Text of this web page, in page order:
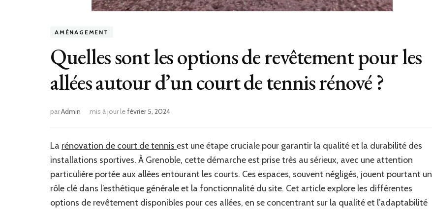
AMÉNAGEMENT
Quelles sont les options de revêtement pour les
allées autour d’un court de tennis rénové ?
parAdmin mis à jour lefévrier 5, 2024
La rénovation de court de tennis est une étape cruciale pour garantir la qualité et la durabilité des
installations sportives. À Grenoble, cette démarche est prise très au sérieux, avec une attention
particulière portée aux allées entourant les courts. Ces espaces, souvent négligés, jouent pourtant un
rôle clé dans l’esthétique générale et la fonctionnalité du site. Cet article explore les différentes
options de revêtement disponibles pour ces allées, en se concentrant sur la qualité et l’adaptabilité